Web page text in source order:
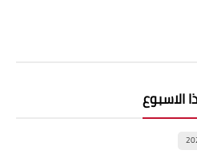
الاسبوع